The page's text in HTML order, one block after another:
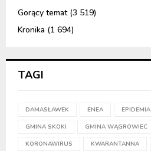
Gorący temat(3 519)
Kronika (1 694)
TAGI
DAMASŁAWEK ENEA EPIDEMIA
GMINA SKOKI GMINA WĄGROWIEC
KORONAWIRUS KWARANTANNA